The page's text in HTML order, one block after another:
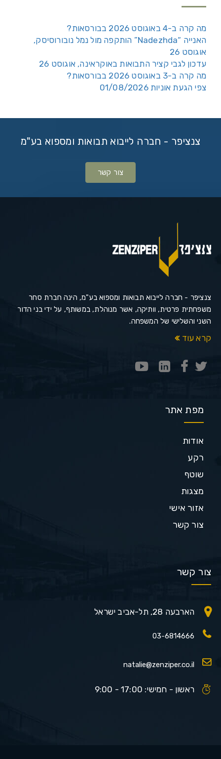
מה קרה ב-4 באוגוסט 2026 בבורסאות?
האנייה “Nadezhda” הותקפה מול נמל נובורוסיסק,
אוגוסט 26
עדכון לגבי קציר התבואות באוקראינה, אוגוסט 26
מה קרה ב-3 באוגוסט 2026 בבורסאות?
צפי הגעת אוניות 01/08/2026
צנציפר - חברה לייבוא תבואות ומספוא בע"מ
צור קשר
צנציפר - חברה לייבוא תבואות ומספוא בע"מ, הינה חברת סחר
משפחתית פרטית, וותיקה, אשר מנוהלת, במשותף, על ידי בני הדור
השני והשלישי של המשפחה.
קרא עוד
מפת אתר
אודות
רקע
שוטף
מצגות
אזור אישי
צור קשר
צור קשר
הארבעה 28, תל-אביב ישראל
03-6814666
natalie@zenziper.co.il
ראשון - חמישי: 17:00 - 9:00